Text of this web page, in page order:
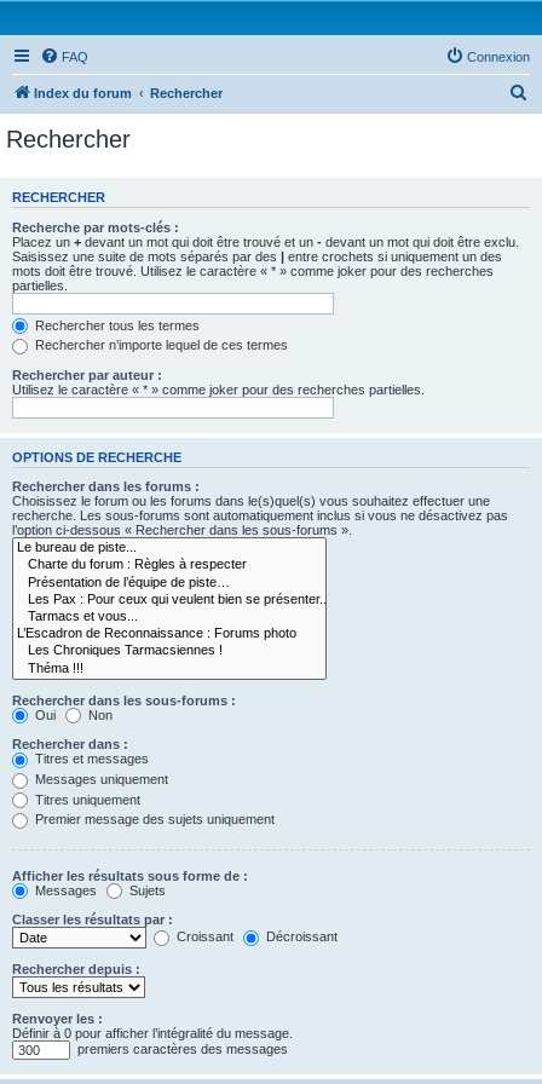
FAQ Connexion
Index du forum Rechercher
e
Rechercher
RECHERCHER
Recherche par mots-clés :
Placez un + devant un mot qui doit être trouvé et un - devant un mot qui doit être exclu.
Saisissez une suite de mots séparés par des | entre crochets si uniquement un des
mots doit être trouvé. Utilisez le caractère « * » comme joker pour des recherches
partielles.
Rechercher tous les termes
Rechercher n’importe lequel de ces termes
Rechercher par auteur :
Utilisez le caractère « * » comme joker pour des recherches partielles.
OPTIONS DE RECHERCHE
Rechercher dans les forums :
Choisissez le forum ou les forums dans le(s)quel(s) vous souhaitez effectuer une
recherche. Les sous-forums sont automatiquement inclus si vous ne désactivez pas
l’option ci-dessous « Rechercher dans les sous-forums ».
Rechercher dans les sous-forums :
Oui
Non
Rechercher dans :
Titres et messages
Messages uniquement
Titres uniquement
Premier message des sujets uniquement
Afficher les résultats sous forme de :
Messages
Sujets
Classer les résultats par :
Croissant
Décroissant
Rechercher depuis :
Renvoyer les :
Définir à 0 pour afficher l’intégralité du message.
premiers caractères des messages